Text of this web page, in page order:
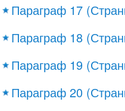
Параграф 17
Параграф 18
Параграф 19
Параграф 20